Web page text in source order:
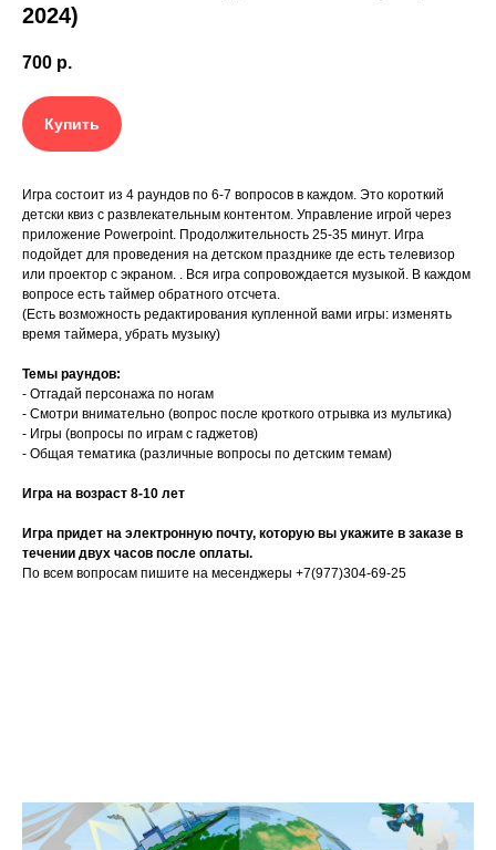
2024)
700 р.
Купить
Игра состоит из 4 раундов по 6-7 вопросов в каждом. Это короткий
детски квиз с развлекательным контентом. Управление игрой через
приложение Powerpoint. Продолжительность 25-35 минут. Игра
подойдет для проведения на детском празднике где есть телевизор
или проектор с экраном. . Вся игра сопровождается музыкой. В каждом
вопросе есть таймер обратного отсчета.
(Есть возможность редактирования купленной вами игры: изменять
время таймера, убрать музыку)
Темы раундов:
- Отгадай персонажа по ногам
- Смотри внимательно (вопрос после кроткого отрывка из мультика)
- Игры (вопросы по играм с гаджетов)
- Общая тематика (различные вопросы по детским темам)
Игра на возраст 8-10 лет
Игра придет на электронную почту, которую вы укажите в заказе в
течении двух часов после оплаты.
По всем вопросам пишите на месенджеры +7(977)304-69-25